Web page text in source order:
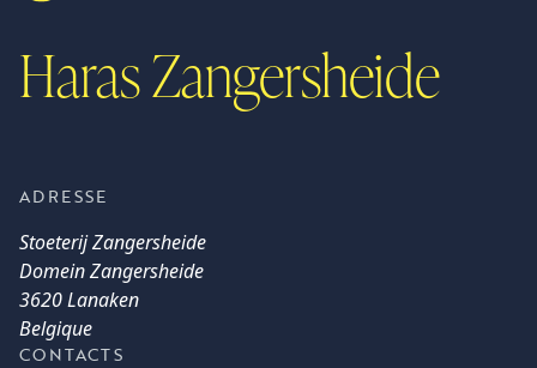
Haras Zangersheide
ADRESSE
Stoeterij Zangersheide
Domein Zangersheide
3620 Lanaken
Belgique
CONTACTS